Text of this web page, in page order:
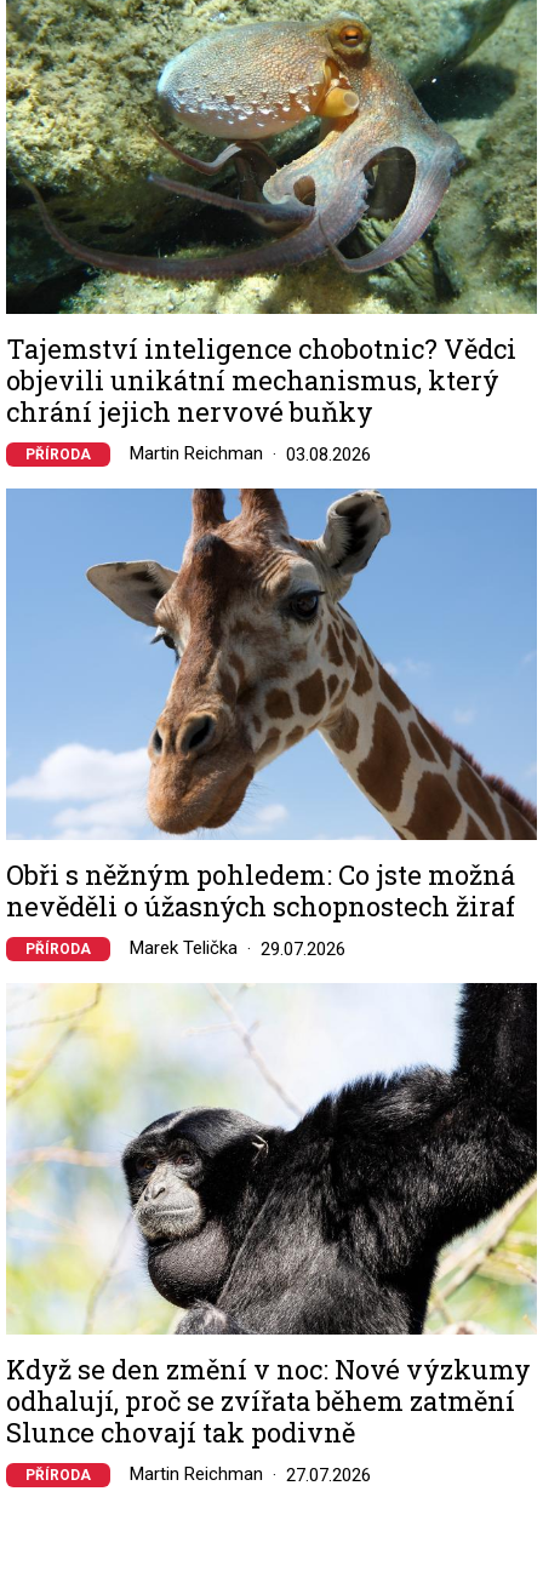
Tajemství inteligence chobotnic? Vědci
objevili unikátní mechanismus, který
chrání jejich nervové buňky
PŘÍRODA Martin Reichman 03.08.2026
Obři s něžným pohledem: Co jste možná
nevěděli o úžasných schopnostech žiraf
PŘÍRODA Marek Telička 29.07.2026
Image
Když se den změní v noc: Nové výzkumy
odhalují, proč se zvířata během zatmění
Slunce chovají tak podivně
PŘÍRODA Martin Reichman 27.07.2026